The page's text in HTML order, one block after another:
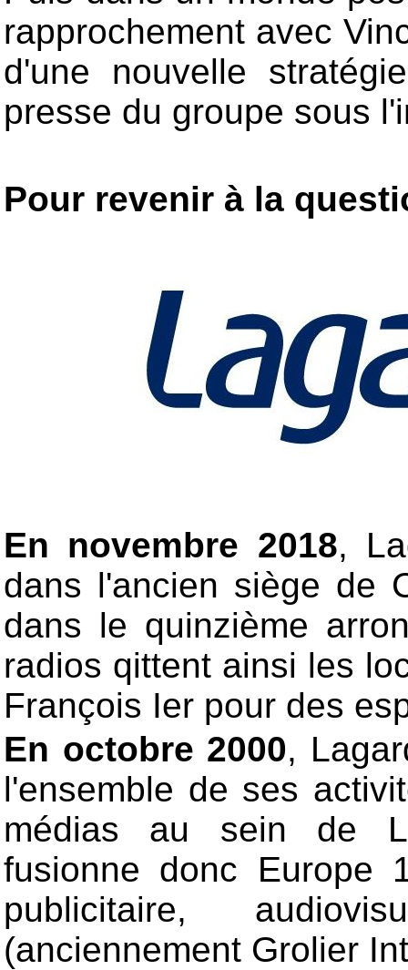
rapprochement avec
d'une nouvelle
presse du groupe sous
Pour revenir à la
En novembre 2018,
dans l'ancien siège de
dans le quinzième
radios qittent ainsi les
François Ier pour des
En octobre 2000,
l'ensemble de ses
médias au sein de
fusionne donc Europe
publicitaire,
(anciennement Grolier